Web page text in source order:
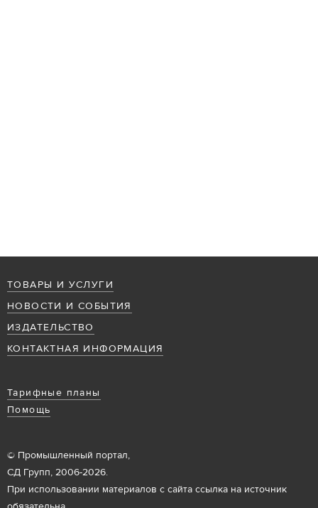
ТОВАРЫ И УСЛУГИ
НОВОСТИ И СОБЫТИЯ
ИЗДАТЕЛЬСТВО
КОНТАКТНАЯ ИНФОРМАЦИЯ
Тарифные планы
Помощь
© Промышленный портал,
СД Групп, 2006-2026.
При использовании материалов с сайта ссылка на источник